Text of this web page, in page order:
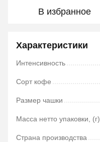
В избранное
Характеристики
Интенсивность
Сорт кофе
Размер чашки
Масса нетто упаковки, (г)
Страна производства